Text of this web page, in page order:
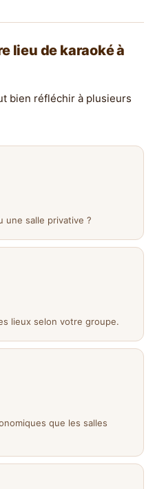
lieu de karaoké à
bien réfléchir à plusieurs
une salle privative ?
lieux selon votre groupe.
que les salles